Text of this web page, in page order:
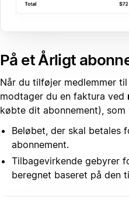
På et Årligt
Når du tilføjer medlemmer
modtager du en faktura ved
købte dit abonnement),
Beløbet, der skal betales
abonnement.
Tilbagevirkende gebyrer
beregnet baseret på den